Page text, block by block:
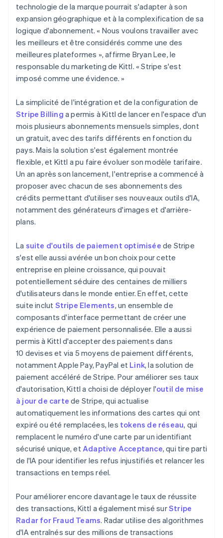
technologie de la marque pourrait s'adapter à son
expansion géographique et à la complexification de sa
logique d'abonnement. « Nous voulons travailler avec
les meilleurs et être considérés comme une des
meilleures plateformes », affirme Bryan Lee, le
responsable du marketing de Kittl. « Stripe s'est
imposé comme une évidence. »
La simplicité de l'intégration et de la configuration de
Stripe Billing a permis à Kittl de lancer en l'espace d'un
mois plusieurs abonnements mensuels simples, dont
un gratuit, avec des tarifs différents en fonction du
pays. Mais la solution s'est également montrée
flexible, et Kittl a pu faire évoluer son modèle tarifaire.
Un an après son lancement, l'entreprise a commencé à
proposer avec chacun de ses abonnements des
crédits permettant d'utiliser ses nouveaux outils d'IA,
notamment des générateurs d'images et d'arrière-
plans.
La suite d'outils de paiement optimisée de Stripe
s'est elle aussi avérée un bon choix pour cette
entreprise en pleine croissance, qui pouvait
potentiellement séduire des centaines de milliers
d'utilisateurs dans le monde entier. En effet, cette
suite inclut Stripe Elements, un ensemble de
composants d'interface permettant de créer une
expérience de paiement personnalisée. Elle a aussi
permis à Kittl d'accepter des paiements dans
10 devises et via 5 moyens de paiement différents,
notamment Apple Pay, PayPal et Link, la solution de
paiement accéléré de Stripe. Pour améliorer ses taux
d'autorisation, Kittl a choisi de déployer l'outil de mise
à jour de carte de Stripe, qui actualise
automatiquement les informations des cartes qui ont
expiré ou été remplacées, les tokens de réseau, qui
remplacent le numéro d'une carte par un identifiant
sécurisé unique, et Adaptive Acceptance, qui tire parti
de l'IA pour identifier les refus injustifiés et relancer les
transactions en temps réel.
Pour améliorer encore davantage le taux de réussite
des transactions, Kittl a également misé surStripe
Radar for Fraud Teams. Radar utilise des algorithmes
d'IA entraînés sur des millions de transactions